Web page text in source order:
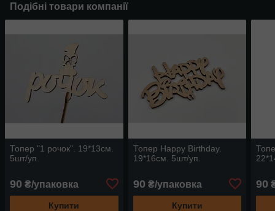
Подібні товари компанії
Топер "1 рочок". 19*13см.
5шт/уп.
90 ₴/упаковка
Купити
Топер Happy Birthday.
19*16см. 5шт/уп.
90 ₴/упаковка
Купити
90